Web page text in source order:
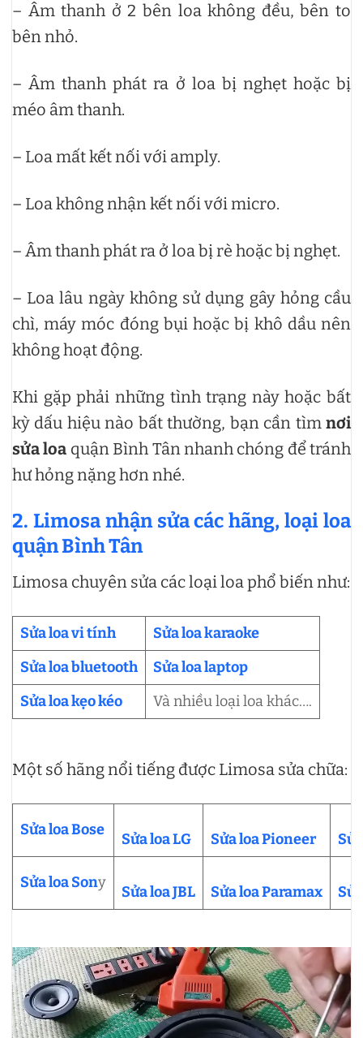
– Âm thanh ở 2 bên loa không đều, bên to
bên nhỏ.
– Âm thanh phát ra ở loa bị nghẹt hoặc bị
méo âm thanh.
– Loa mất kết nối với amply.
– Loa không nhận kết nối với micro.
– Âm thanh phát ra ở loa bị rè hoặc bị nghẹt.
– Loa lâu ngày không sử dụng gây hỏng cầu
chì, máy móc đóng bụi hoặc bị khô dầu nên
không hoạt động.
Khi gặp phải những tình trạng này hoặc bất
kỳ dấu hiệu nào bất thường, bạn cần tìm nơi
sửa loa quận Bình Tân nhanh chóng để tránh
hư hỏng nặng hơn nhé.
2. Limosa nhận sửa các hãng, loại loa
quận Bình Tân
Limosa chuyên sửa các loại loa phổ biến như:
Sửa loa vi tính
Sửa loa karaoke
Sửa loa bluetooth
Sửa loa laptop
Sửa loa kẹo kéo
Và nhiều loại loa khác….
Một số hãng nổi tiếng được Limosa sửa chữa:
Sửa loa Bose
Sửa loa LG Sửa loa Pioneer
Sửa loa Sony
Sửa loa JBL Sửa loa Paramax